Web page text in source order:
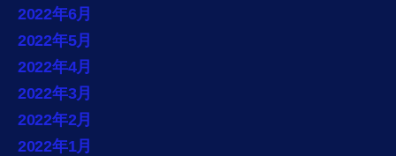
2022年6月
2022年5月
2022年4月
2022年3月
2022年2月
2022年1月